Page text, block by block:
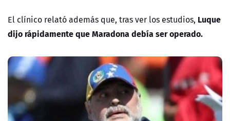
El clínico relató además que, tras ver los estudios, Luque
dijo rápidamente que Maradona debía ser operado.